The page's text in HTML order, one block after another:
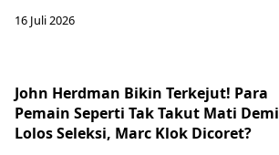
16 Juli 2026
John Herdman Bikin Terkejut! Para
Pemain Seperti Tak Takut Mati Demi
Lolos Seleksi, Marc Klok Dicoret?